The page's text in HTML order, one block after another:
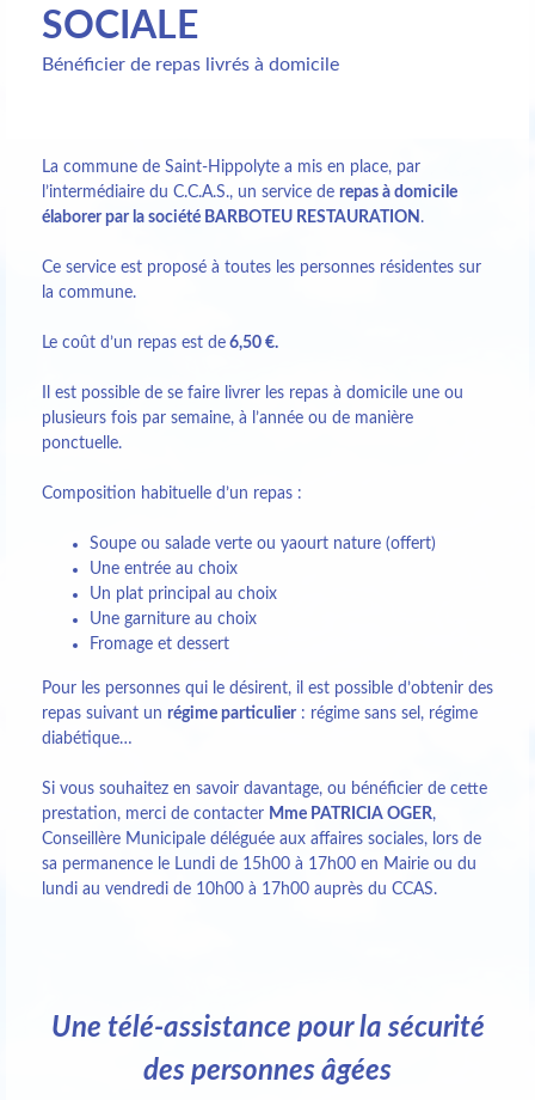
SOCIALE
Bénéficier de repas livrés à domicile
La commune de Saint-Hippolyte a mis en place, par
l’intermédiaire du C.C.A.S., un service de repas à domicile
élaborer par la société BARBOTEU RESTAURATION .
Ce service est proposé à toutes les personnes résidentes sur
la commune.
Le coût d’un repas est de 6,50 €.
Il est possible de se faire livrer les repas à domicile une ou
plusieurs fois par semaine, à l’année ou de manière
ponctuelle.
Composition habituelle d’un repas :
Soupe ou salade verte ou yaourt nature (offert)
Une entrée au choix
Un plat principal au choix
Une garniture au choix
Fromage et dessert
Pour les personnes qui le désirent, il est possible d’obtenir des
repas suivant un régime particulier : régime sans sel, régime
diabétique…
Si vous souhaitez en savoir davantage, ou bénéficier de cette
prestation, merci de contacter Mme PATRICIA OGER,
Conseillère Municipale déléguée aux affaires sociales, lors de
sa permanence le Lundi de 15h00 à 17h00 en Mairie ou du
lundi au vendredi de 10h00 à 17h00 auprès du CCAS.
Une télé-assistance pour la sécurité
des personnes âgées